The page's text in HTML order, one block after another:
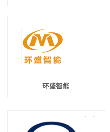
联系我们
关于我们
环盛智能